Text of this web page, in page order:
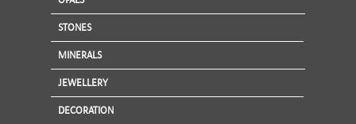
STONES
MINERALS
JEWELLERY
DECORATION